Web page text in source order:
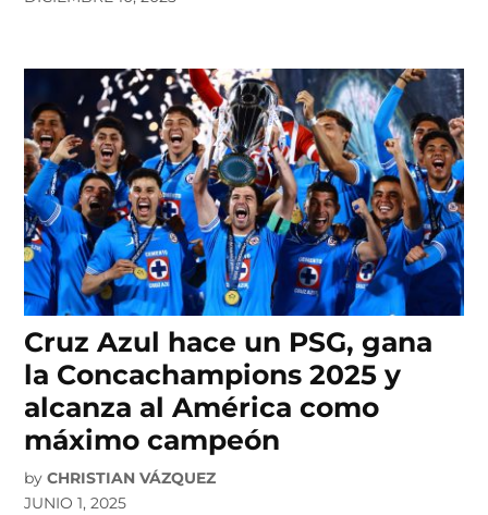
Cruz Azul hace un PSG, gana
la Concachampions 2025 y
alcanza al América como
máximo campeón
by CHRISTIAN VÁZQUEZ
JUNIO 1, 2025